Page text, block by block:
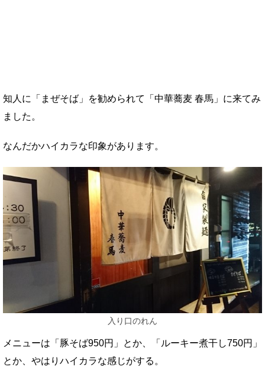
知人に「まぜそば」を勧められて「中華蕎麦 春馬」に来てみ
ました。
なんだかハイカラな印象があります。
入り口のれん
メニューは「豚そば950円」とか、「ルーキー煮干し750円」
とか、やはりハイカラな感じがする。